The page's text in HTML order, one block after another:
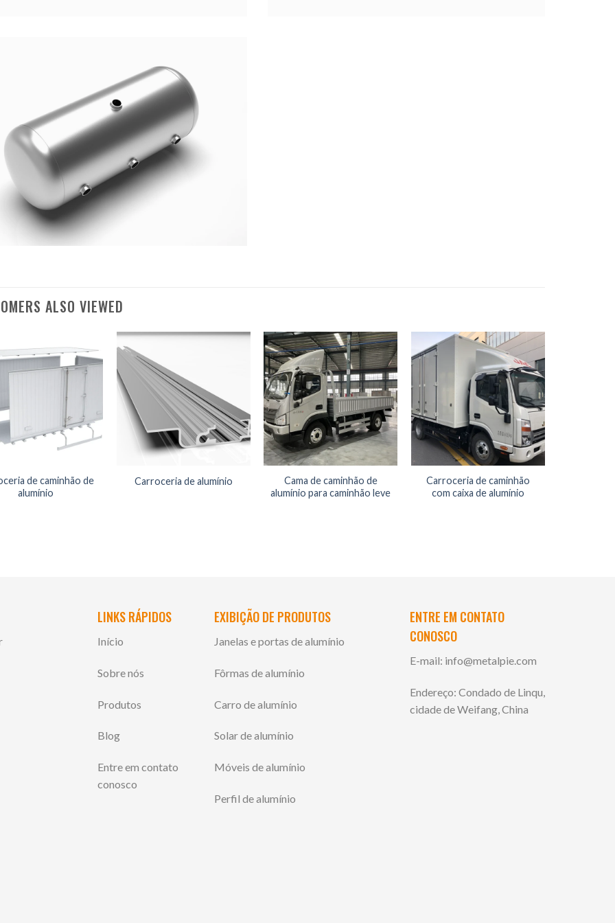
ALSO VIEWED
de caminhão de
alumínio
Carroceria de alumínio
Cama de caminhão de
alumínio para caminhão leve
Carroceria de caminhão
com caixa de alumínio
LINKS RÁPIDOS
Início
Sobre nós
Produtos
Blog
Entre em contato
conosco
EXIBIÇÃO DE PRODUTOS
Janelas e portas de alumínio
Fôrmas de alumínio
Carro de alumínio
Solar de alumínio
Móveis de alumínio
Perfil de alumínio
ENTRE EM CONTATO
CONOSCO
E-mail: info@metalpie.com
Endereço: Condado de Linqu,
cidade de Weifang, China